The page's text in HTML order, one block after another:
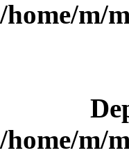
/home/m/
/home/m/